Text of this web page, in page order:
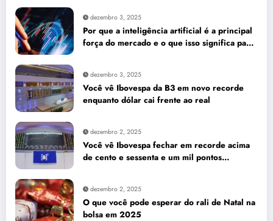
dezembro 3, 2025
Por que a inteligência artificial é a principal
força do mercado e o que isso significa para
dezembro 3, 2025
Você vê Ibovespa da B3 em novo recorde
enquanto dólar cai frente ao real
dezembro 2, 2025
Você vê Ibovespa fechar em recorde acima
de cento e sessenta e um mil pontos
dezembro 2, 2025
O que você pode esperar do rali de Natal na
bolsa em 2025